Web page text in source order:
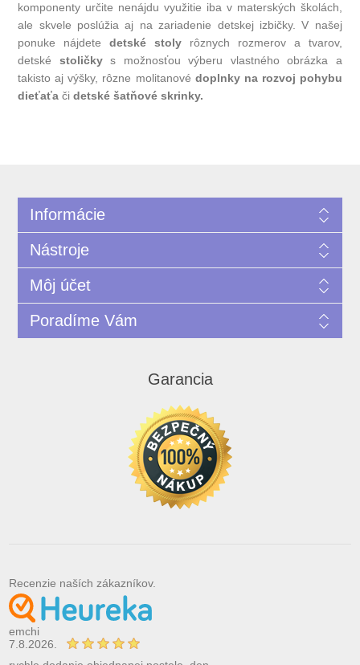
komponenty určite nenájdu využitie iba v materských školách,
ale skvele poslúžia aj na zariadenie detskej izbičky. V našej
ponuke nájdetedetské stoly rôznych rozmerov a tvarov,
detské stoličkys možnosťou výberu vlastného obrázka a
takisto aj výšky, rôzne molitanové doplnky na rozvoj pohybu
dieťaťači detské šatňové skrinky.
Informácie
Nástroje
Môj účet
Poradíme Vám
Garancia
Recenzie naších zákazníkov.
emchi
7.8.2026.